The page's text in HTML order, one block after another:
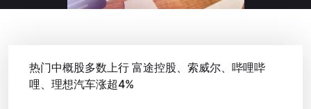
热门中概股多数上行 富途控股、索威尔、哔哩哔
哩、理想汽车涨超4%